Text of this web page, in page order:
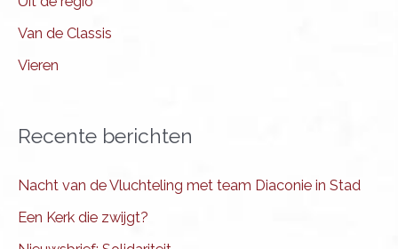
Van de Classis
Vieren
Recente berichten
Nacht van de Vluchteling met team Diaconie in Stad
Een Kerk die zwijgt?